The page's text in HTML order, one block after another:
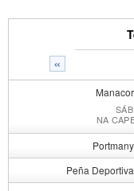
«
Manacor
NA
Portmany
Peña Deportiva